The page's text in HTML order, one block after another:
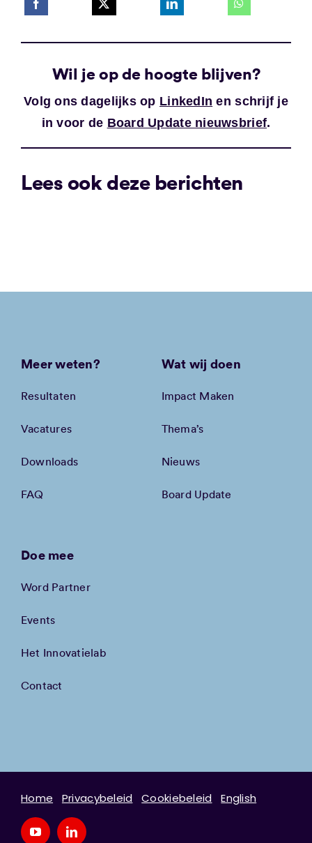
Wil je op de hoogte blijven?
Volg ons dagelijks op LinkedIn en schrijf je
in voor de Board Update nieuwsbrief.
Lees ook deze berichten
Meer weten?
Resultaten
Vacatures
Downloads
FAQ
Wat wij doen
Impact Maken
Thema’s
Nieuws
Board Update
Doe mee
Word Partner
Events
Het Innovatielab
Contact
Home Privacybeleid Cookiebeleid English